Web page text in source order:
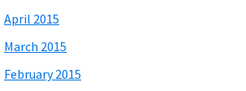
April 2015
March 2015
February 2015